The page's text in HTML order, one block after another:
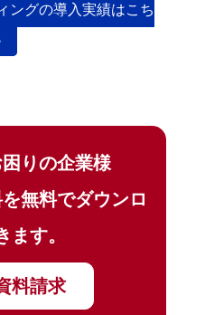
ングの導入実績はこち
りの企業様
無料でダウンロ
ます。
料請求